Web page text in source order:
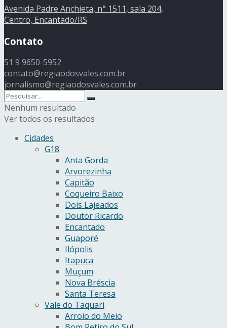
Avenida Padre Anchieta, n° 1511, sala 204,
Centro, Encantado/RS
Contato
51 9 9650-5952
contato@regiaodosvales.com.br
jornalismo@regiaodosvales.com.br
Nenhum resultado
Ver todos os resultados
Cidades
G18
Anta Gorda
Arvorezinha
Capitão
Coqueiro Baixo
Dois Lajeados
Doutor Ricardo
Encantado
Guaporé
Ilópolis
Itapuca
Muçum
Nova Bréscia
Santa Teresa
Vale do Taquari
Arroio do Meio